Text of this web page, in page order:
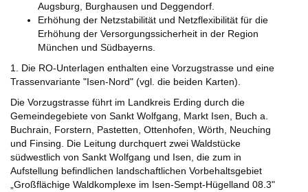
Augsburg, Burghausen und Deggendorf.
Erhöhung der Netzstabilität und Netzflexibilität für die
Erhöhung der Versorgungssicherheit in der Region
München und Südbayerns.
1. Die RO-Unterlagen enthalten eine Vorzugstrasse und eine
Trassenvariante "Isen-Nord" (vgl. die beiden Karten).
Die Vorzugstrasse führt im Landkreis Erding durch die
Gemeindegebiete von Sankt Wolfgang, Markt Isen, Buch a.
Buchrain, Forstern, Pastetten, Ottenhofen, Wörth, Neuching
und Finsing. Die Leitung durchquert zwei Waldstücke
südwestlich von Sankt Wolfgang und Isen, die zum in
Aufstellung befindlichen landschaftlichen Vorbehaltsgebiet
„Großflächige Waldkomplexe im Isen-Sempt-Hügelland 08.3"